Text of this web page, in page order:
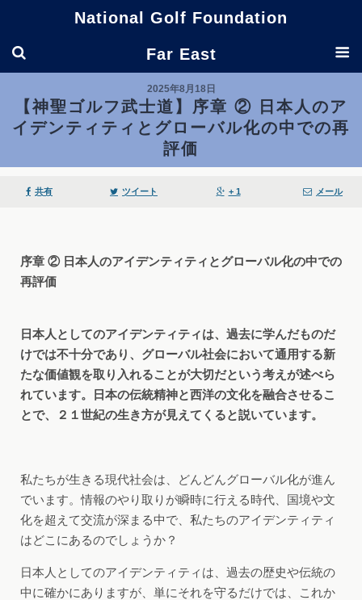
National Golf Foundation
Far East
2025年8月18日
【神聖ゴルフ武士道】序章 ② 日本人のア
イデンティティとグローバル化の中での再
評価
共有 ツイート + 1 メール
序章 ② 日本人のアイデンティティとグローバル化の中での
再評価
日本人としてのアイデンティティは、過去に学んだものだ
けでは不十分であり、グローバル社会において通用する新
たな価値観を取り入れることが大切だという考えが述べら
れています。日本の伝統精神と西洋の文化を融合させるこ
とで、２１世紀の生き方が見えてくると説いています。
私たちが生きる現代社会は、どんどんグローバル化が進ん
でいます。情報のやり取りが瞬時に行える時代、国境や文
化を超えて交流が深まる中で、私たちのアイデンティティ
はどこにあるのでしょうか？
日本人としてのアイデンティティは、過去の歴史や伝統の
中に確かにありますが、単にそれを守るだけでは、これか